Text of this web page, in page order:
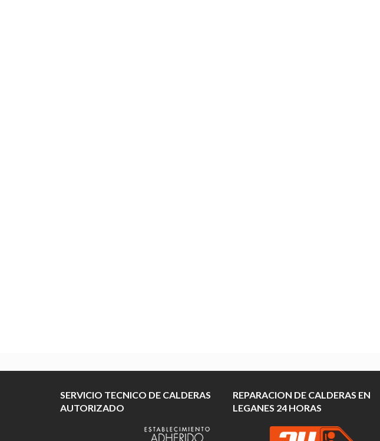
SERVICIO TECNICO DE CALDERAS
AUTORIZADO
REPARACION DE CALDERAS EN
LEGANES 24 HORAS